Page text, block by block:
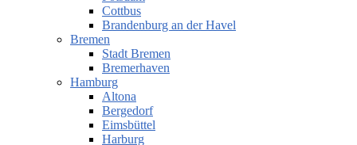
Cottbus
Brandenburg an der Havel
Bremen
Stadt Bremen
Bremerhaven
Hamburg
Altona
Bergedorf
Eimsbüttel
Harburg